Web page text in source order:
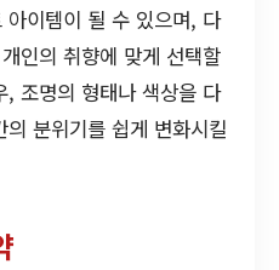
이템이 될 수 있으며, 다
인의 취향에 맞게 선택할
, 조명의 형태나 색상을 다
분위기를 쉽게 변화시킬